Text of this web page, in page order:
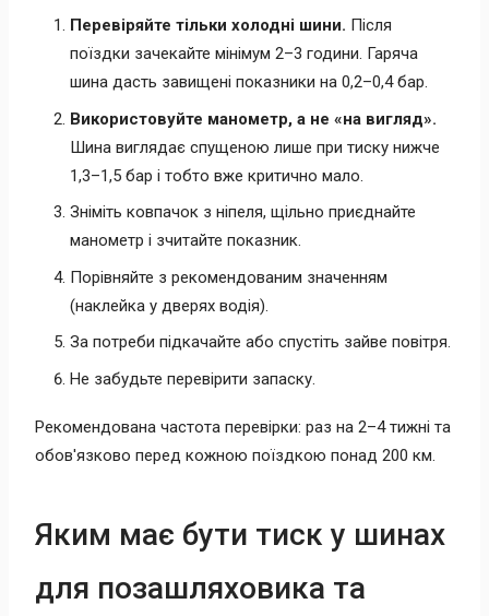
Перевіряйте тільки холодні шини. Після
поїздки зачекайте мінімум 2–3 години. Гаряча
шина дасть завищені показники на 0,2–0,4 бар.
Використовуйте манометр, а не «на вигляд».
Шина виглядає спущеною лише при тиску нижче
1,3–1,5 бар і тобто вже критично мало.
Зніміть ковпачок з ніпеля, щільно приєднайте
манометр і зчитайте показник.
Порівняйте з рекомендованим значенням
(наклейка у дверях водія).
За потреби підкачайте або спустіть зайве повітря.
Не забудьте перевірити запаску.
Рекомендована частота перевірки: раз на 2–4 тижні та
обов'язково перед кожною поїздкою понад 200 км.
Яким має бути тиск у шинах
для позашляховика та